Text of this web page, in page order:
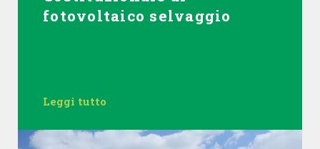
fotovoltaico selvaggio
Leggi tutto